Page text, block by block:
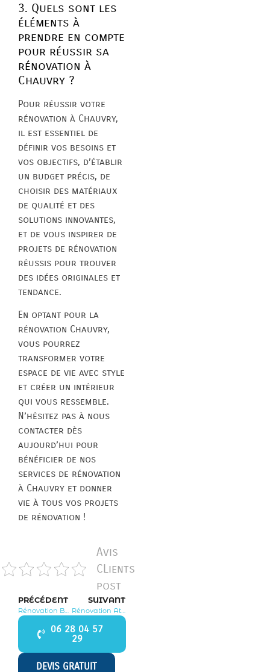
3. Quels sont les
éléments à
prendre en compte
pour réussir sa
rénovation à
Chauvry ?
Pour réussir votre
rénovation à Chauvry,
il est essentiel de
définir vos besoins et
vos objectifs, d’établir
un budget précis, de
choisir des matériaux
de qualité et des
solutions innovantes,
et de vous inspirer de
projets de rénovation
réussis pour trouver
des idées originales et
tendance.
En optant pour la
rénovation Chauvry,
vous pourrez
transformer votre
espace de vie avec style
et créer un intérieur
qui vous ressemble.
N’hésitez pas à nous
contacter dès
aujourd’hui pour
bénéficier de nos
services de rénovation
à Chauvry et donner
vie à tous vos projets
de rénovation !
Avis
CLients
post
PRÉCÉDENT
Rénovation Baillet en France 95560
SUIVANT
Rénovation Attainville 95570
06 28 04 57
29
DEVIS GRATUIT